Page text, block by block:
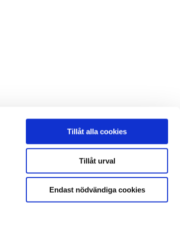
Tillåt alla cookies
Tillåt urval
Endast nödvändiga cookies